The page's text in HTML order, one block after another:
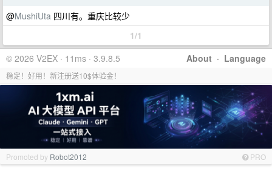
@MushiUta 四川有。重庆比较少
1/1
About · Language
© 2026 V2EX · 11ms · 3.9.8.5
稳定！好用！新注册送10$体验金！
Promoted by Robot2012 PRO